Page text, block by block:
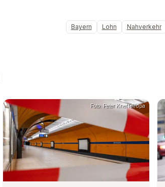
Bayern Lohn Nahverkehr
Foto: Peter Kneffel/dpa